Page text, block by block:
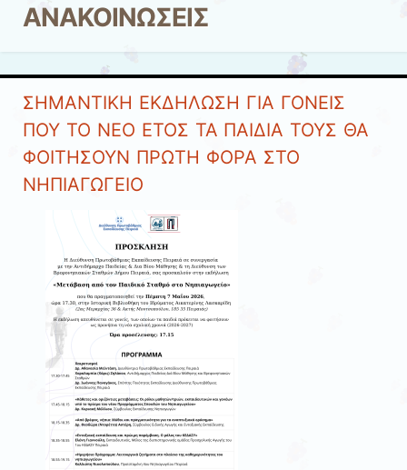
ΑΝΑΚΟΙΝΩΣΕΙΣ
ΣΗΜΑΝΤΙΚΗ ΕΚΔΗΛΩΣΗ ΓΙΑ ΓΟΝΕΙΣ
ΠΟΥ ΤΟ ΝΕΟ ΕΤΟΣ ΤΑ ΠΑΙΔΙΑ ΤΟΥΣ ΘΑ
ΦΟΙΤΗΣΟΥΝ ΠΡΩΤΗ ΦΟΡΑ ΣΤΟ
ΝΗΠΙΑΓΩΓΕΙΟ